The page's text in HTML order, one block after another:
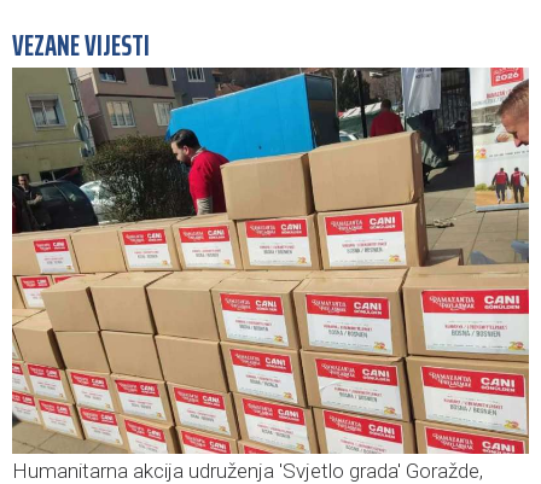
VEZANE VIJESTI
Humanitarna akcija udruženja 'Svjetlo grada' Goražde,